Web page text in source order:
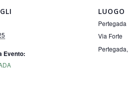
Evento:
LUOGO
Pertegada
Via Forte
Pertegada,